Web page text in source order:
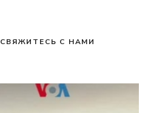
СВЯЖИТЕСЬ С НАМИ